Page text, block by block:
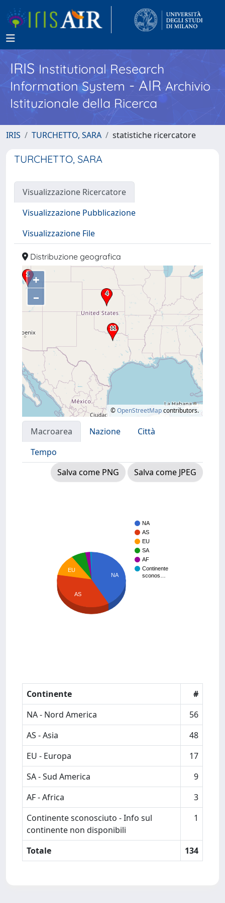
IRISInstitutional Research
Information System - AIR Archivio
Istituzionale della Ricerca
IRIS TURCHETTO, SARA statistiche ricercatore
TURCHETTO, SARA
Visualizzazione Ricercatore
Visualizzazione Pubblicazione
Visualizzazione File
Distribuzione geografica
+
–
©OpenStreetMapcontributors.
Macroarea Nazione
Città
Tempo
Salva come PNG
Salva come JPEG
NA
AS
EU
SA
AF
Continente
sconos…
NA
EU
AS
Continente
#
NA - Nord America
56
AS - Asia
48
EU - Europa
17
SA - Sud America
9
AF - Africa
3
Continente sconosciuto - Info sul
continente non disponibili
1
Totale 134